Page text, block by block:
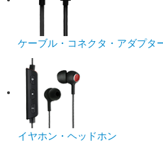
ケーブル・コネクタ・アダプタ
イヤホン・ヘッドホン